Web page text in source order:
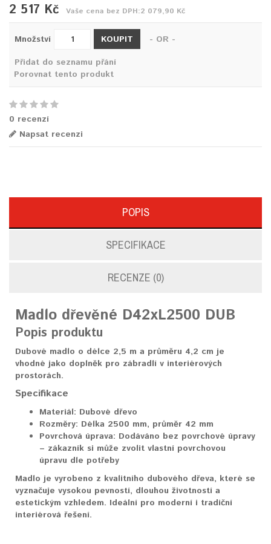
2 517 Kč Vaše cena bez DPH:2 079,90 Kč
Množství KOUPIT
- OR -
Přidat do seznamu přání
Porovnat tento produkt
0 recenzí
Napsat recenzi
POPIS
SPECIFIKACE
RECENZE (0)
Madlo dřevěné D42xL2500 DUB
Popis produktu
Dubové madlo o délce 2,5 m a průměru 4,2 cm je
vhodné jako doplněk pro zábradlí v interiérových
prostorách.
Specifikace
Materiál: Dubové dřevo
Rozměry: Délka 2500 mm, průměr 42 mm
Povrchová úprava: Dodáváno bez povrchové úpravy
– zákazník si může zvolit vlastní povrchovou
úpravu dle potřeby
Madlo je vyrobeno z kvalitního dubového dřeva, které se
vyznačuje vysokou pevností, dlouhou životností a
estetickým vzhledem. Ideální pro moderní i tradiční
interiérová řešení.